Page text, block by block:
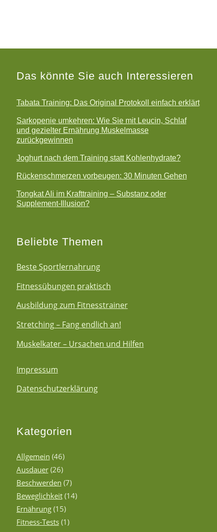
Das könnte Sie auch Interessieren
Tabata Training: Das Original Protokoll einfach erklärt
Sarkopenie umkehren: Wie Sie mit Leucin, Schlaf
und gezielter Ernährung Muskelmasse
zurückgewinnen
Joghurt nach dem Training statt Kohlenhydrate?
Rückenschmerzen vorbeugen: 30 Minuten Gehen
Tongkat Ali im Krafttraining – Substanz oder
Supplement-Illusion?
Beliebte Themen
Beste Sportlernahrung
Fitnessübungen praktisch
Ausbildung zum Fitnesstrainer
Stretching – Fang endlich an!
Muskelkater – Ursachen und Hilfen
Impressum
Datenschutzerklärung
Kategorien
Allgemein (46)
Ausdauer(26)
Beschwerden (7)
Beweglichkeit(14)
Ernährung(15)
Fitness-Tests(1)